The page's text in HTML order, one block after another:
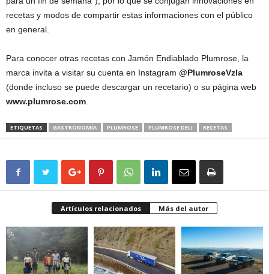
recetas y modos de compartir estas informaciones con el público
en general.
Para conocer otras recetas con Jamón Endiablado Plumrose, la
marca invita a visitar su cuenta en Instagram @PlumroseVzla
(donde incluso se puede descargar un recetario) o su página web
www.plumrose.com.
ETIQUETAS GASTRONOMÍA PLUMROSE PLUMROSE DELI RECETAS
Artículos relacionados Más del autor